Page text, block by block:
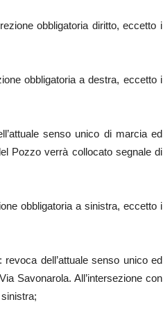
obbligatoria diritto, eccetto i
obbligatoria a destra, eccetto i
senso unico di marcia ed
Pozzo verrà collocato segnale di
obbligatoria a sinistra, eccetto i
dell’attuale senso unico ed
Savonarola. All’intersezione con